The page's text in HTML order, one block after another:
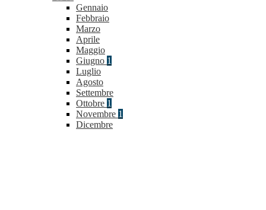
Gennaio
Febbraio
Marzo
Aprile
Maggio
Giugno 1
Luglio
Agosto
Settembre
Ottobre 1
Novembre 1
Dicembre